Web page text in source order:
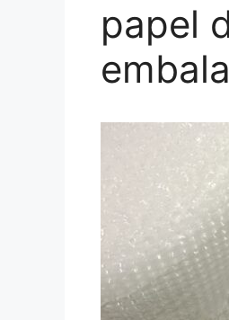
papel